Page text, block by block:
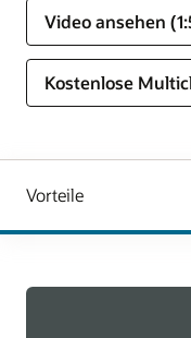
Video ansehen
Kostenlose